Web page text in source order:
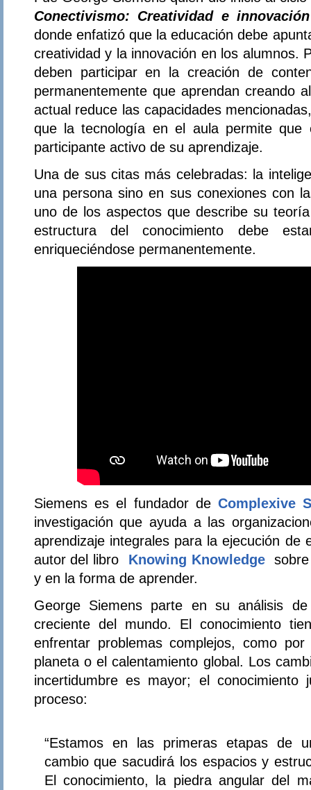
Conectivismo: Creatividad e
donde enfatizó que la educación debe
creatividad y la innovación en los alumnos.
deben participar en la creación de
permanentemente que aprendan creando
actual reduce las capacidades
que la tecnología en el aula permite que
participante activo de su aprendizaje.
Una de sus citas más celebradas: la
una persona sino en sus conexiones con
uno de los aspectos que describe su
estructura del conocimiento debe
enriqueciéndose permanentemente.
Siemens es el fundador deComplexive
investigación que ayuda a las
aprendizaje integrales para la ejecución de
autor del libro Knowing Knowledgesobre
y en la forma de aprender.
George Siemens parte en su análisis
creciente del mundo. El conocimiento
enfrentar problemas complejos, como
planeta o el calentamiento global. Los
incertidumbre es mayor; el
proceso:
“Estamos en las primeras etapas de
cambio que sacudirá los espacios y
El conocimiento, la piedra angular del